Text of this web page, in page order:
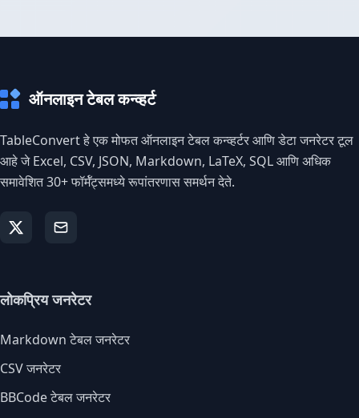
ऑनलाइन टेबल कन्व्हर्ट
TableConvert हे एक मोफत ऑनलाइन टेबल कन्व्हर्टर आणि डेटा जनरेटर टूल
आहे जे Excel, CSV, JSON, Markdown, LaTeX, SQL आणि अधिक
समावेशित 30+ फॉर्मॅट्समध्ये रूपांतरणास समर्थन देते.
लोकप्रिय जनरेटर
Markdown टेबल जनरेटर
CSV जनरेटर
BBCode टेबल जनरेटर